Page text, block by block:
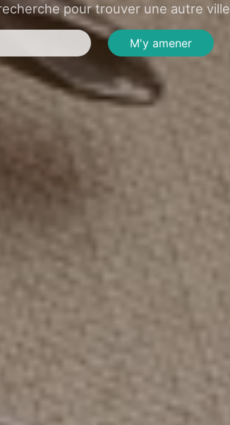
pour trouver une autre ville
M'y amener